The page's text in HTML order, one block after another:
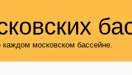
московском бассейне.